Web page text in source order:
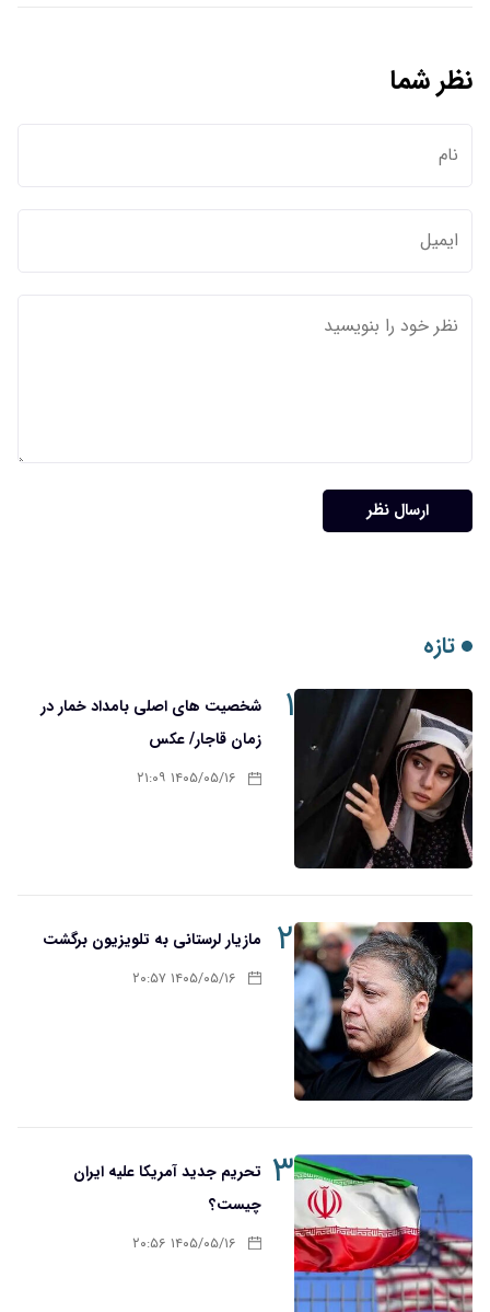
نظر شما
ارسال نظر
تازه
۱
شخصیت های اصلی بامداد خمار در
زمان قاجار/ عکس
۱۴۰۵/۰۵/۱۶ ۲۱:۰۹
۲ مازیار لرستانی به تلویزیون برگشت
۱۴۰۵/۰۵/۱۶ ۲۰:۵۷
۳ تحریم‌ جدید آمریکا علیه ایران
چیست؟
۱۴۰۵/۰۵/۱۶ ۲۰:۵۶